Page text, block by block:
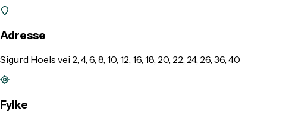
Adresse
Sigurd Hoels vei 2, 4, 6, 8, 10, 12, 16, 18, 20, 22, 24, 26, 36, 40
Fylke